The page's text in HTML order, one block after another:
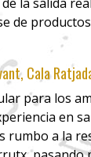
la salida
de
Cala
para los
en
rumbo a la